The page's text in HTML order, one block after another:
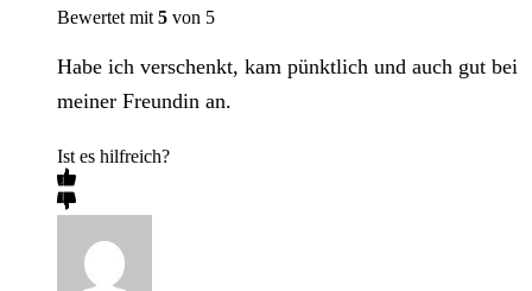
Bewertet mit 5 von 5
Habe ich verschenkt, kam pünktlich und auch gut bei
meiner Freundin an.
Ist es hilfreich?